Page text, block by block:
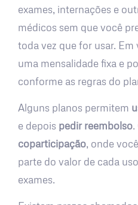
exames, internações e
médicos sem que você
toda vez que for usar. Em
uma mensalidade fixa e
conforme as regras do
Alguns planos permitem
e depois pedir reembolso
coparticipação, onde
parte do valor de cada
exames.